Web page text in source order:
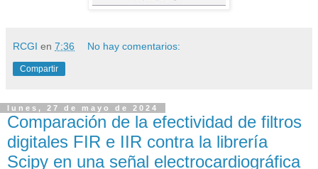
RCGI en 7:36 No hay comentarios:
Compartir
lunes, 27 de mayo de 2024
Comparación de la efectividad de filtros
digitales FIR e IIR contra la librería
Scipy en una señal electrocardiográfica